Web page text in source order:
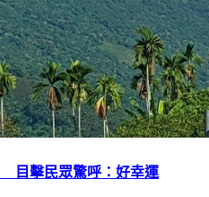
目擊民眾驚呼：好幸運